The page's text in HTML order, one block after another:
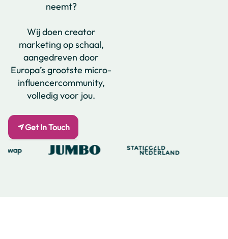
neemt?
Wij doen creator
marketing op schaal,
aangedreven door
Europa’s grootste micro-
influencercommunity,
volledig voor jou.
Get In Touch